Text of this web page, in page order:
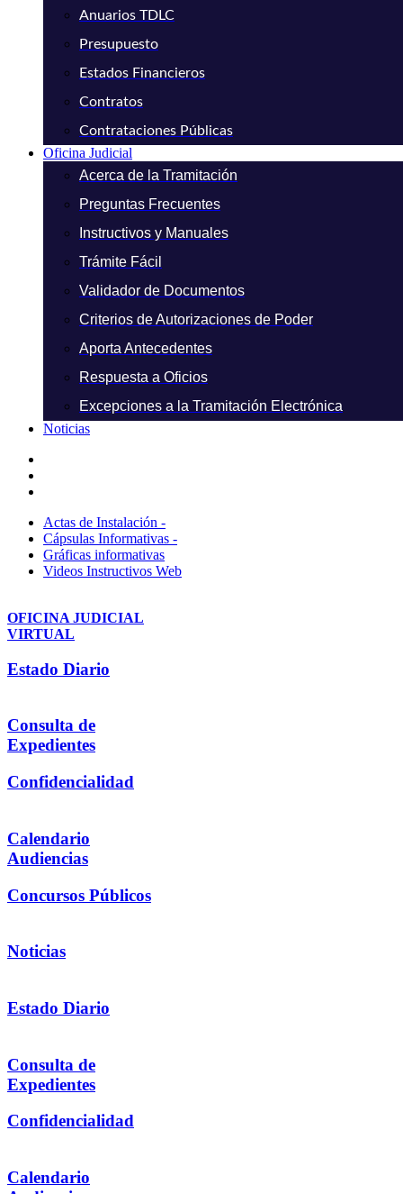
Anuarios TDLC
Presupuesto
Estados Financieros
Contratos
Contrataciones Públicas
Oficina Judicial
Acerca de la Tramitación
Preguntas Frecuentes
Instructivos y Manuales
Trámite Fácil
Validador de Documentos
Criterios de Autorizaciones de Poder
Aporta Antecedentes
Respuesta a Oficios
Excepciones a la Tramitación Electrónica
Noticias
Actas de Instalación -
Cápsulas Informativas -
Gráficas informativas
Videos Instructivos Web
OFICINA JUDICIAL
VIRTUAL
Estado Diario
Consulta de
Expedientes
Confidencialidad
Calendario
Audiencias
Concursos Públicos
Noticias
Estado Diario
Consulta de
Expedientes
Confidencialidad
Calendario